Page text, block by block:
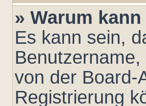
» Warum
Es kann sein,
von der Board-
Registrierung